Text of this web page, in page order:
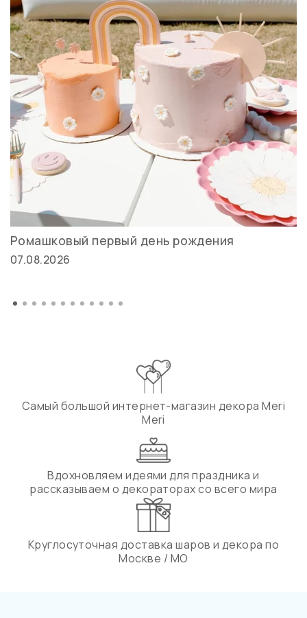
Ромашковый первый день рождения
07.08.2026
Самый большой интернет-магазин декора Meri
Meri
Вдохновляем идеями для праздника и
рассказываем о декораторах со всего мира
Круглосуточная доставка шаров и декора по
Москве / МО